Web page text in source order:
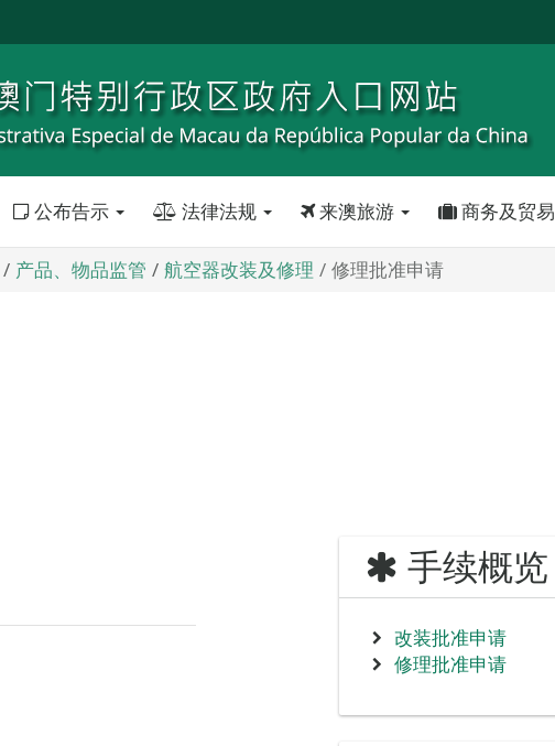
公布告示 法律法规 来澳旅游 商务及贸易
产品、物品监管 航空器改装及修理 修理批准申请
手续概览
改装批准申请
修理批准申请